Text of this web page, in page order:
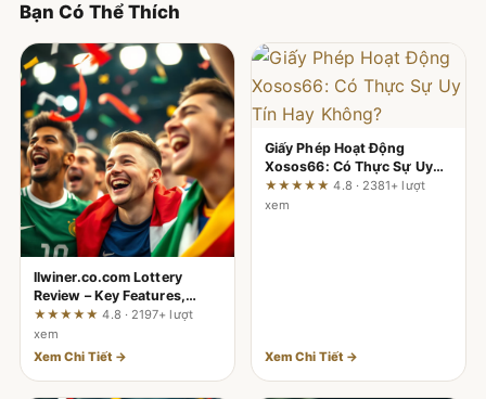
Bạn Có Thể Thích
llwiner.co.com Lottery
Review – Key Features,
Official Rules and How to
Play
★★★★★4.8 · 2197+ lượt
xem
Xem Chi Tiết →
Giấy Phép Hoạt Động
Xosos66: Có Thực Sự Uy
Tín Hay Không?
★★★★★4.8 · 2381+ lượt
xem
Xem Chi Tiết →